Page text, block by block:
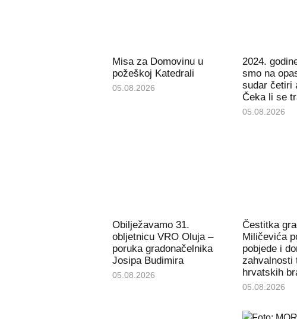
Misa za Domovinu u
požeškoj Katedrali
05.08.2026
2024.
smo na
sudar četiri
Čeka li se
05.08.2026
Obilježavamo 31.
obljetnicu VRO Oluja –
poruka gradonačelnika
Josipa Budimira
05.08.2026
Čestitka
Miličevića
pobjede i
zahvalnosti
hrvatskih
05.08.2026